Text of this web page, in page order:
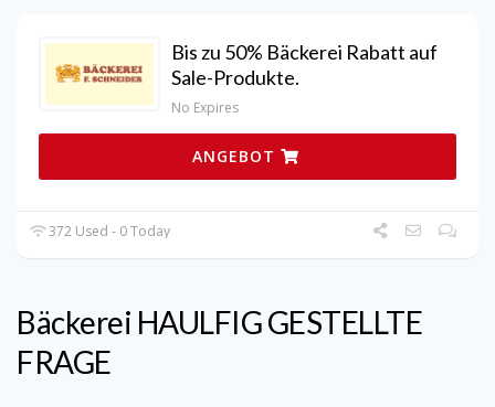
Bis zu 50% Bäckerei Rabatt auf
Sale-Produkte.
No Expires
ANGEBOT
372 Used - 0 Today
Bäckerei HAULFIG GESTELLTE
FRAGE